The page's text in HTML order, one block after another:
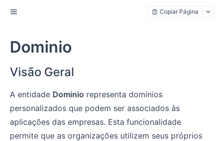
Copiar Página
Dominio
Visão Geral
A entidade Dominio representa domínios
personalizados que podem ser associados às
aplicações das empresas. Esta funcionalidade
permite que as organizações utilizem seus próprios